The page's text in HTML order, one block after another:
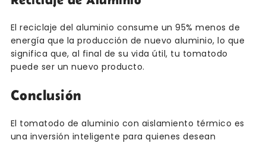
El reciclaje del aluminio consume un 95% menos de
energía que la producción de nuevo aluminio, lo que
significa que, al final de su vida útil, tu tomatodo
puede ser un nuevo producto.
Conclusión
El tomatodo de aluminio con aislamiento térmico es
una inversión inteligente para quienes desean